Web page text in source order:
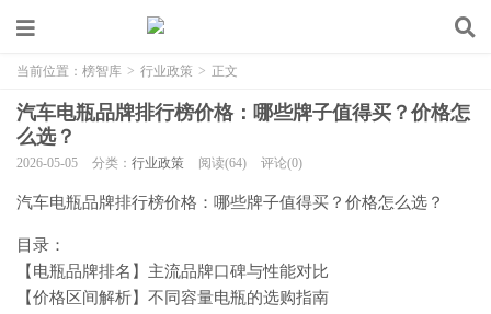
当前位置： 榜智库 > 行业政策 > 正文
汽车电瓶品牌排行榜价格：哪些牌子值得买？价格怎
么选？
2026-05-05 分类： 行业政策 阅读(64) 评论(0)
汽车电瓶品牌排行榜价格：哪些牌子值得买？价格怎么选？
目录：
【电瓶品牌排名】主流品牌口碑与性能对比
【价格区间解析】不同容量电瓶的选购指南